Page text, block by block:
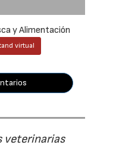
y Alimentación
virtual
veterinarias